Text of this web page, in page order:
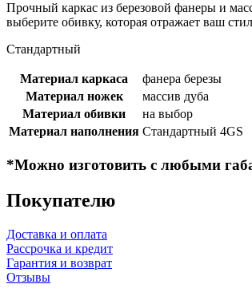
Прочный каркас из березовой фанеры и
выберите обивку, которая отражает ваш
Стандартный
Материал каркаса
фанера березы
Материал ножек
массив дуба
Материал обивки
на выбор
Материал наполнения Стандартный 4GS
*Можно изготовить с любыми
Покупателю
Доставка и оплата
Рассрочка и кредит
Гарантия и возврат
Отзывы